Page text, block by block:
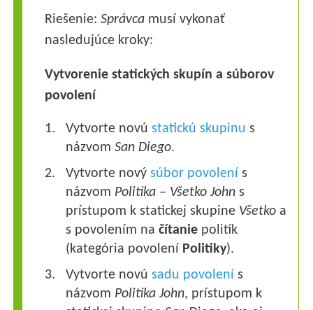
Riešenie: Správca musí vykonať
nasledujúce kroky:
Vytvorenie statických skupín a súborov
povolení
Vytvorte novústatickú skupinu s
názvomSan Diego.
Vytvorte novýsúbor povolení s
názvom Politika – Všetko John s
prístupom k statickej skupine Všetko a
s povolením načítanie politík
(kategória povolení Politiky).
Vytvorte novúsadu povolení s
názvom Politika John, prístupom k